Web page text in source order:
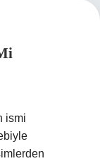
ismi